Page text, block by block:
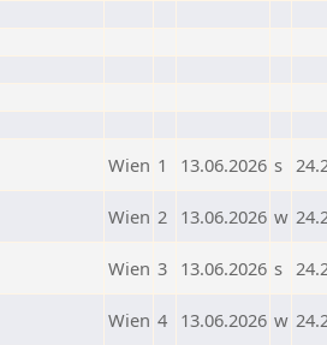
Wien 1 13.06.2026 s
Wien 2 13.06.2026 w
Wien 3 13.06.2026 s
Wien 4 13.06.2026 w